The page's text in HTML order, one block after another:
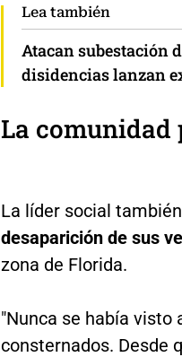
Lea también
Atacan subestación
disidencias lanzan
La comunidad
La líder social también
desaparición de sus
zona de Florida.
"Nunca se había
consternados. Desde